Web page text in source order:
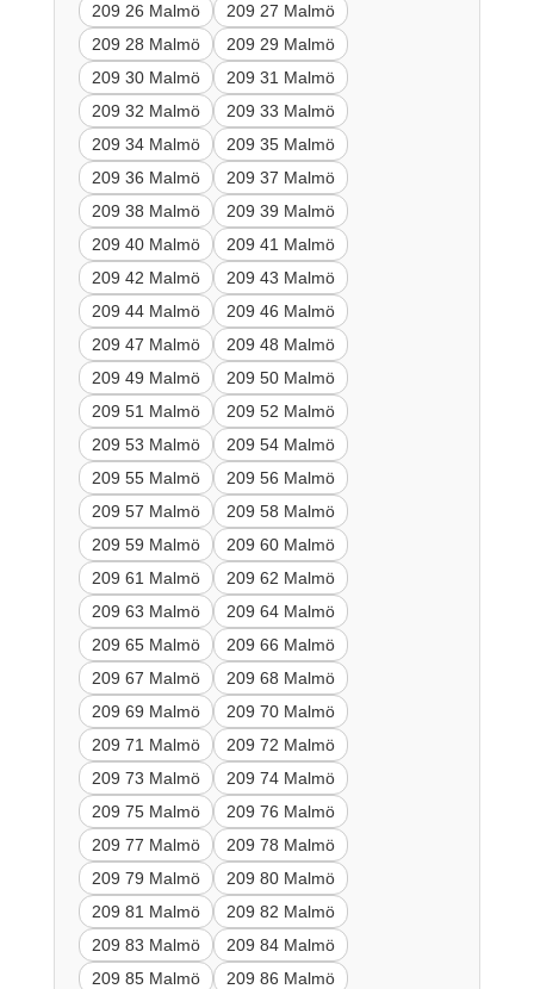
209 26 Malmö
209 27 Malmö
209 28 Malmö
209 29 Malmö
209 30 Malmö
209 31 Malmö
209 32 Malmö
209 33 Malmö
209 34 Malmö
209 35 Malmö
209 36 Malmö
209 37 Malmö
209 38 Malmö
209 39 Malmö
209 40 Malmö
209 41 Malmö
209 42 Malmö
209 43 Malmö
209 44 Malmö
209 46 Malmö
209 47 Malmö
209 48 Malmö
209 49 Malmö
209 50 Malmö
209 51 Malmö
209 52 Malmö
209 53 Malmö
209 54 Malmö
209 55 Malmö
209 56 Malmö
209 57 Malmö
209 58 Malmö
209 59 Malmö
209 60 Malmö
209 61 Malmö
209 62 Malmö
209 63 Malmö
209 64 Malmö
209 65 Malmö
209 66 Malmö
209 67 Malmö
209 68 Malmö
209 69 Malmö
209 70 Malmö
209 71 Malmö
209 72 Malmö
209 73 Malmö
209 74 Malmö
209 75 Malmö
209 76 Malmö
209 77 Malmö
209 78 Malmö
209 79 Malmö
209 80 Malmö
209 81 Malmö
209 82 Malmö
209 83 Malmö
209 84 Malmö
209 85 Malmö
209 86 Malmö